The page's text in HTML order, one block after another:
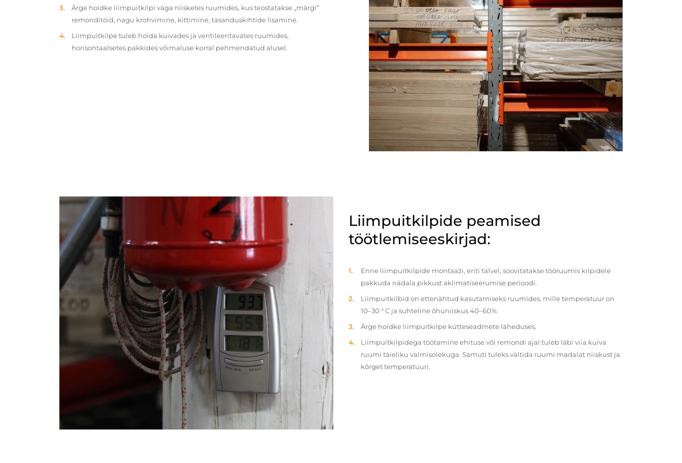
Ärge hoidke liimpuitkilpi väga niisketes ruumides, kus teostatakse „märgi”
remonditöid, nagu krohvimine, kittimine, tasanduskihtide lisamine.
Liimpuitkilpe tuleb hoida kuivades ja ventileeritavates ruumides,
horisontaalsetes pakkides võimaluse korral pehmendatud alusel.
Liimpuitkilpide peamised
töötlemiseeskirjad:
Enne liimpuitkilpide montaaži, eriti talvel, soovitatakse tööruumis kilpidele
pakkuda nädala pikkust aklimatiseerumise perioodi.
Liimpuitkilbid on ettenähtud kasutamiseks ruumides, mille temperatuur on
10–30 ° C ja suhteline õhuniiskus 40–60%.
Ärge hoidke liimpuitkilpe kütteseadmete läheduses.
Liimpuitkilpidega töötamine ehituse või remondi ajal tuleb läbi viia kuiva
ruumi täieliku valmisolekuga. Samuti tuleks vältida ruumi madalat niiskust ja
kõrget temperatuuri.